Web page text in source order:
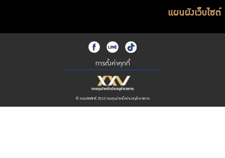
แผนผังเว็บไซต์
การตั้งค่าคุกกี้
© สงวนลิขสิทธิ์ 2562 กองทุนบำเหน็จบำนาญข้าราชการ